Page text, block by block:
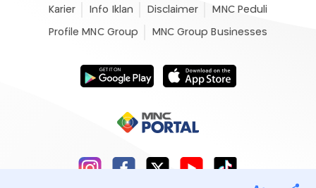
Karier Info Iklan Disclaimer MNC Peduli
Profile MNC Group MNC Group Businesses